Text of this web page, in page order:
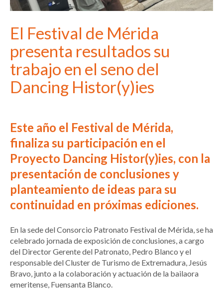
El Festival de Mérida
presenta resultados su
trabajo en el seno del
Dancing Histor(y)ies
Este año el Festival de Mérida,
finaliza su participación en el
Proyecto Dancing Histor(y)ies, con la
presentación de conclusiones y
planteamiento de ideas para su
continuidad en próximas ediciones.
En la sede del Consorcio Patronato Festival de Mérida, se ha
celebrado jornada de exposición de conclusiones, a cargo
del Director Gerente del Patronato, Pedro Blanco y el
responsable del Cluster de Turismo de Extremadura, Jesús
Bravo, junto a la colaboración y actuación de la bailaora
emeritense, Fuensanta Blanco.